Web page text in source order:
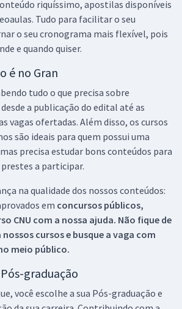
riquíssimo, apostilas disponíveis
Tudo para facilitar o seu
o seu cronograma mais flexível, pois
e quando quiser.
é no Gran
tudo o que precisa sobre
a publicação do edital até as
vagas ofertadas. Além disso, os cursos
são ideais para quem possui uma
precisa estudar bons conteúdos para
a participar.
na qualidade dos nossos conteúdos:
em concursos públicos,
CNU com a nossa ajuda. Não fique de
cursos e busque a vaga com
meio público.
graduação
você escolhe a sua Pós-graduação e